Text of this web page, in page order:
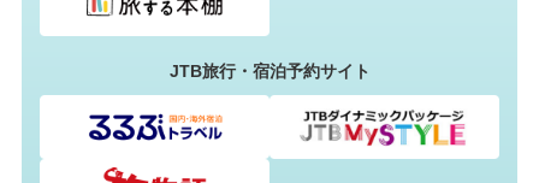
JTB旅行・宿泊予約サイト